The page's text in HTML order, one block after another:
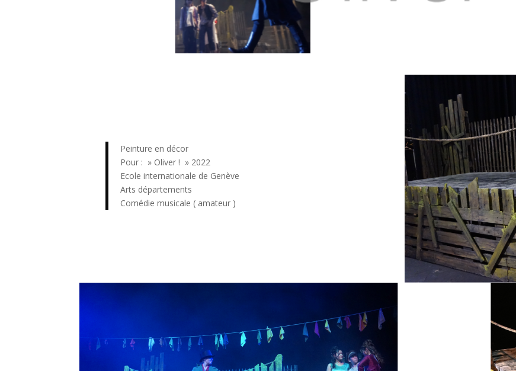
Peinture en décor
Pour : » Oliver ! » 2022
Ecole internationale de Genève
Arts départements
Comédie musicale ( amateur )